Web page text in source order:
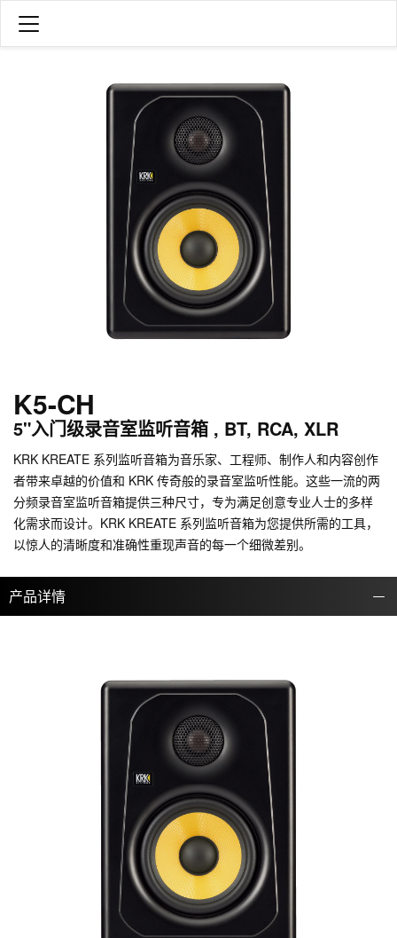
K5-CH
5"入门级录音室监听音箱 , BT, RCA, XLR
KRK KREATE 系列监听音箱为音乐家、工程师、制作人和内容创作
者带来卓越的价值和 KRK 传奇般的录音室监听性能。这些一流的两
分频录音室监听音箱提供三种尺寸，专为满足创意专业人士的多样
化需求而设计。KRK KREATE 系列监听音箱为您提供所需的工具，
以惊人的清晰度和准确性重现声音的每一个细微差别。
产品详情